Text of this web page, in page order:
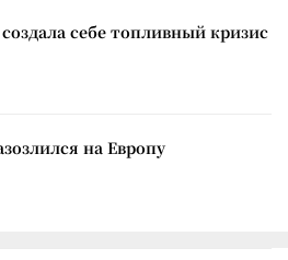
себе топливный кризис
на Европу